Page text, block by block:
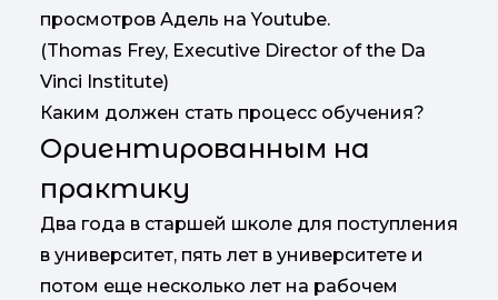
просмотров Адель на Youtube.
(Thomas Frey, Executive Director of the Da
Vinci Institute)
Каким должен стать процесс обучения?
Ориентированным на
практику
Два года в старшей школе для поступления
в университет, пять лет в университете и
потом еще несколько лет на рабочем